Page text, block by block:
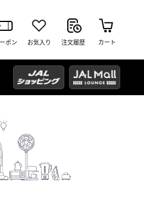
ポン お気入り 注文履歴 カート